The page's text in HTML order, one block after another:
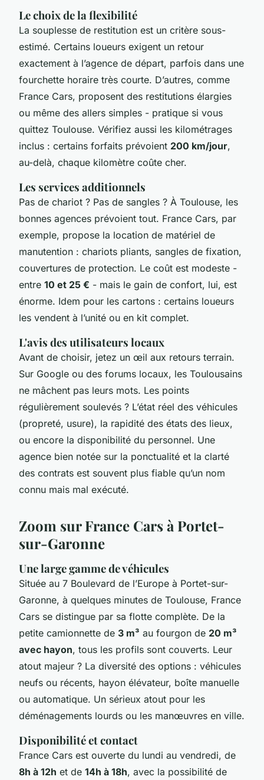
Le choix de la flexibilité
La souplesse de restitution est un critère sous-
estimé. Certains loueurs exigent un retour
exactement à l’agence de départ, parfois dans une
fourchette horaire très courte. D’autres, comme
France Cars, proposent des restitutions élargies
ou même des allers simples - pratique si vous
quittez Toulouse. Vérifiez aussi les kilométrages
inclus : certains forfaits prévoient 200 km/jour,
au-delà, chaque kilomètre coûte cher.
Les services additionnels
Pas de chariot ? Pas de sangles ? À Toulouse, les
bonnes agences prévoient tout. France Cars, par
exemple, propose la location de matériel de
manutention : chariots pliants, sangles de fixation,
couvertures de protection. Le coût est modeste -
entre 10 et 25 € - mais le gain de confort, lui, est
énorme. Idem pour les cartons : certains loueurs
les vendent à l’unité ou en kit complet.
L'avis des utilisateurs locaux
Avant de choisir, jetez un œil aux retours terrain.
Sur Google ou des forums locaux, les Toulousains
ne mâchent pas leurs mots. Les points
régulièrement soulevés ? L’état réel des véhicules
(propreté, usure), la rapidité des états des lieux,
ou encore la disponibilité du personnel. Une
agence bien notée sur la ponctualité et la clarté
des contrats est souvent plus fiable qu’un nom
connu mais mal exécuté.
Zoom sur France Cars à Portet-
sur-Garonne
Une large gamme de véhicules
Située au 7 Boulevard de l’Europe à Portet-sur-
Garonne, à quelques minutes de Toulouse, France
Cars se distingue par sa flotte complète. De la
petite camionnette de 3 m³ au fourgon de 20 m³
avec hayon, tous les profils sont couverts. Leur
atout majeur ? La diversité des options : véhicules
neufs ou récents, hayon élévateur, boîte manuelle
ou automatique. Un sérieux atout pour les
déménagements lourds ou les manœuvres en ville.
Disponibilité et contact
France Cars est ouverte du lundi au vendredi, de
8h à 12h et de 14h à 18h, avec la possibilité de